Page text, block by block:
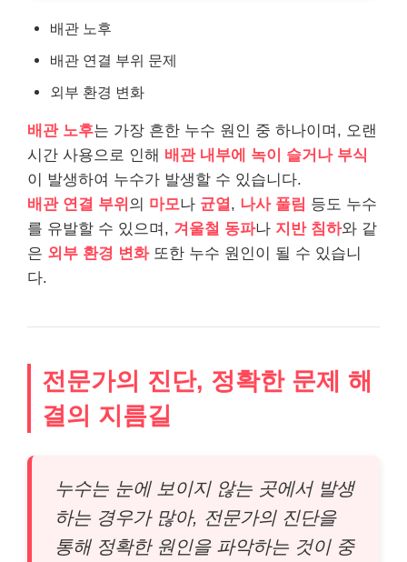
배관 노후
배관 연결 부위 문제
외부 환경 변화
배관 노후는 가장 흔한 누수 원인 중 하나이며, 오랜
시간 사용으로 인해 배관 내부에 녹이 슬거나 부식
이 발생하여 누수가 발생할 수 있습니다.
배관 연결 부위 의 마모나 균열 , 나사 풀림 등도 누수
를 유발할 수 있으며, 겨울철 동파나 지반 침하와 같
은 외부 환경 변화또한 누수 원인이 될 수 있습니
다.
전문가의 진단, 정확한 문제 해
결의 지름길
누수는 눈에 보이지 않는 곳에서 발생
하는 경우가 많아, 전문가의 진단을
통해 정확한 원인을 파악하는 것이 중